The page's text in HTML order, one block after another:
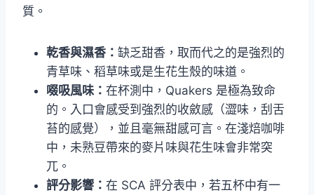
質。
乾香與濕香： 缺乏甜香，取而代之的是強烈的
青草味、稻草味或是生花生殼的味道。
啜吸風味： 在杯測中，Quakers 是極為致命
的。入口會感受到強烈的收斂感（澀味，刮舌
苔的感覺），並且毫無甜感可言。在淺焙咖啡
中，未熟豆帶來的麥片味與花生味會非常突
兀。
評分影響： 在 SCA 評分表中，若五杯中有一